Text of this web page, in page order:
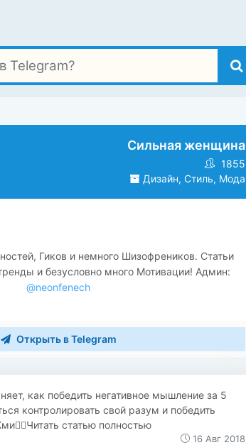
Сильная женщина
1855
Дизайн, Стиль, Мода
Гиков и немного Шизофреников. Статьи
и безусловно много Мотивации! Админ:
@neonfenech
Открыть в Telegram
как победить негативное мышление за 5
контролировать свой разум и победить
статью полностью
16 Авг 2018